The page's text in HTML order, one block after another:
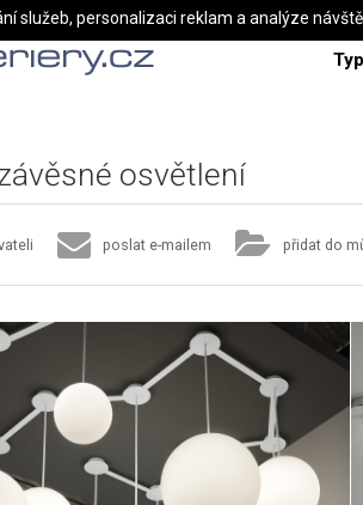
osvětlení
poslat e-mailem přidat do
služeb, personalizaci reklam a analýze